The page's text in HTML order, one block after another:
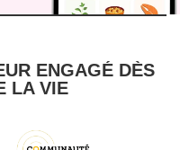
ENGAGÉ DÈS
LA VIE